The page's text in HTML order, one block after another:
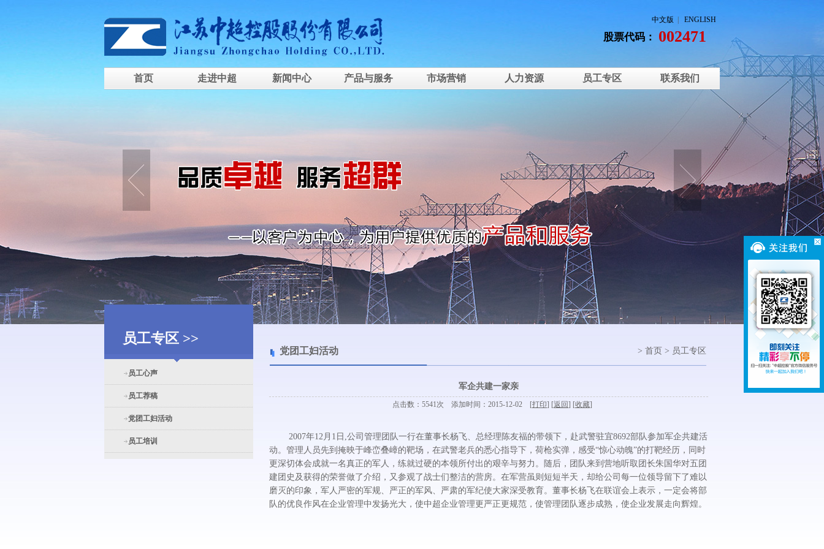
中文版 ENGLISH
股票代码： 002471
首页 走进中超 新闻中心 产品与服务 市场营销 人力资源 员工专区 联系我们
员工专区 >>
员工心声
员工荐稿
党团工妇活动
员工培训
党团工妇活动 > 首页 > 员工专区
军企共建一家亲
点击数：5541次 添加时间：2015-12-02 [打印] [返回] [收藏]
2007年12月1日,公司管理团队一行在董事长杨飞、总经理陈友福的带领下，赴武警驻宜8692部队参加军企共建活
动。管理人员先到掩映于峰峦叠嶂的靶场，在武警老兵的悉心指导下，荷枪实弹，感受“惊心动魄”的打靶经历，同时
更深切体会成就一名真正的军人，练就过硬的本领所付出的艰辛与努力。随后，团队来到营地听取团长朱国华对五团
建团史及获得的荣誉做了介绍，又参观了战士们整洁的营房。在军营虽则短短半天，却给公司每一位领导留下了难以
磨灭的印象，军人严密的军规、严正的军风、严肃的军纪使大家深受教育。董事长杨飞在联谊会上表示，一定会将部
队的优良作风在企业管理中发扬光大，使中超企业管理更严正更规范，使管理团队逐步成熟，使企业发展走向辉煌。